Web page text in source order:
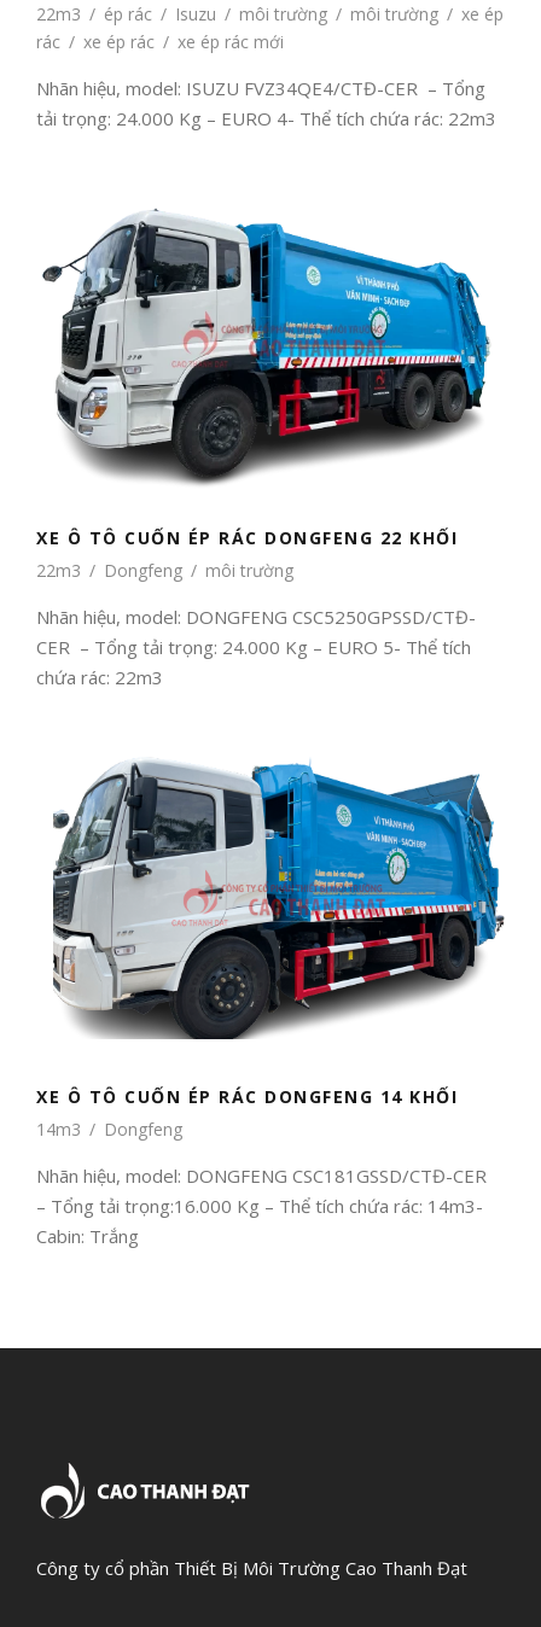
22m3 / ép rác / Isuzu / môi trường / môi trường / xe ép
rác / xe ép rác / xe ép rác mới
Nhãn hiệu, model: ISUZU FVZ34QE4/CTĐ-CER – Tổng
tải trọng: 24.000 Kg – EURO 4- Thể tích chứa rác: 22m3
XE Ô TÔ CUỐN ÉP RÁC DONGFENG 22 KHỐI
22m3 / Dongfeng / môi trường
Nhãn hiệu, model: DONGFENG CSC5250GPSSD/CTĐ-
CER – Tổng tải trọng: 24.000 Kg – EURO 5- Thể tích
chứa rác: 22m3
XE Ô TÔ CUỐN ÉP RÁC DONGFENG 14 KHỐI
14m3 / Dongfeng
Nhãn hiệu, model: DONGFENG CSC181GSSD/CTĐ-CER
– Tổng tải trọng:16.000 Kg – Thể tích chứa rác: 14m3-
Cabin: Trắng
Công ty cổ phần Thiết Bị Môi Trường Cao Thanh Đạt